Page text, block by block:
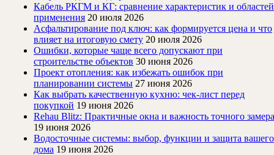
Кабель РКГМ и КГ: сравнение характеристик и областей
применения 20 июля 2026
Асфальтирование под ключ: как формируется цена и что
влияет на итоговую смету 20 июля 2026
Ошибки, которые чаще всего допускают при
строительстве объектов 30 июня 2026
Проект отопления: как избежать ошибок при
планировании системы 27 июня 2026
Как выбрать качественную кухню: чек-лист перед
покупкой 19 июня 2026
Rehau Blitz: Практичные окна и важность точного замера
19 июня 2026
Водосточные системы: выбор, функции и защита вашего
дома 19 июня 2026